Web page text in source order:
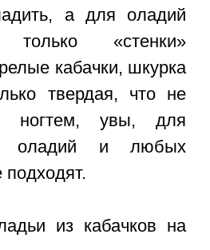
а для оладий
только «стенки»
кабачки, шкурка
твердая, что не
ногтем, увы, для
оладий и любых